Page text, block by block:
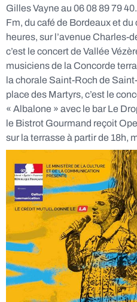
Gilles Vayne au 06 08 89 79
Fm, du café de Bordeaux et
heures, sur l’avenue Charles-
c’est le concert de Vallée
musiciens de la Concorde
la chorale Saint-Roch de
place des Martyrs, c’est le
« Albalone » avec le bar Le
le Bistrot Gourmand reçoit
sur la terrasse à partir de 18h,